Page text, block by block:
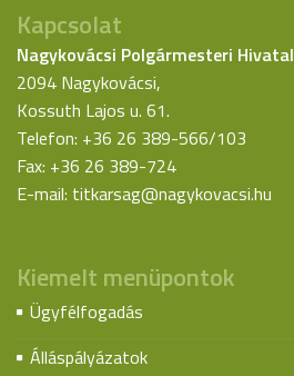
Kapcsolat
Nagykovácsi Polgármesteri Hivatal
2094 Nagykovácsi,
Kossuth Lajos u. 61.
Telefon: +36 26 389-566/103
Fax: +36 26 389-724
E-mail: titkarsag@nagykovacsi.hu
Kiemelt menüpontok
Ügyfélfogadás
Álláspályázatok